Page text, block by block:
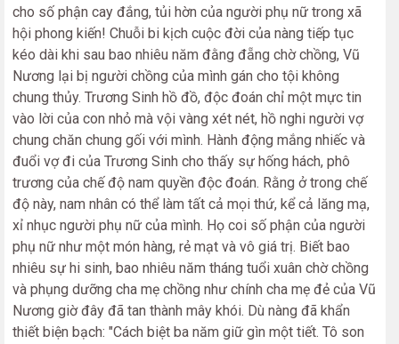
cho số phận cay đắng, tủi hờn của người phụ nữ trong xã
hội phong kiến! Chuỗi bi kịch cuộc đời của nàng tiếp tục
kéo dài khi sau bao nhiêu năm đằng đẵng chờ chồng, Vũ
Nương lại bị người chồng của mình gán cho tội không
chung thủy. Trương Sinh hồ đồ, độc đoán chỉ một mực tin
vào lời của con nhỏ mà vội vàng xét nét, hồ nghi người vợ
chung chăn chung gối với mình. Hành động mắng nhiếc và
đuổi vợ đi của Trương Sinh cho thấy sự hống hách, phô
trương của chế độ nam quyền độc đoán. Rằng ở trong chế
độ này, nam nhân có thể làm tất cả mọi thứ, kể cả lăng mạ,
xỉ nhục người phụ nữ của mình. Họ coi số phận của người
phụ nữ như một món hàng, rẻ mạt và vô giá trị. Biết bao
nhiêu sự hi sinh, bao nhiêu năm tháng tuổi xuân chờ chồng
và phụng dưỡng cha mẹ chồng như chính cha mẹ đẻ của Vũ
Nương giờ đây đã tan thành mây khói. Dù nàng đã khẩn
thiết biện bạch: "Cách biệt ba năm giữ gìn một tiết. Tô son